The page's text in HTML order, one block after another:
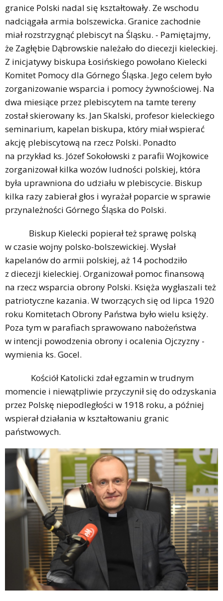
granice Polski nadal się kształtowały. Ze wschodu
nadciągała armia bolszewicka. Granice zachodnie
miał rozstrzygnąć plebiscyt na Śląsku. - Pamiętajmy,
że Zagłębie Dąbrowskie należało do diecezji kieleckiej.
Z inicjatywy biskupa Łosińskiego powołano Kielecki
Komitet Pomocy dla Górnego Śląska. Jego celem było
zorganizowanie wsparcia i pomocy żywnościowej. Na
dwa miesiące przez plebiscytem na tamte tereny
został skierowany ks. Jan Skalski, profesor kieleckiego
seminarium, kapelan biskupa, który miał wspierać
akcję plebiscytową na rzecz Polski. Ponadto
na przykład ks. Józef Sokołowski z parafii Wojkowice
zorganizował kilka wozów ludności polskiej, która
była uprawniona do udziału w plebiscycie. Biskup
kilka razy zabierał głos i wyrażał poparcie w sprawie
przynależności Górnego Śląska do Polski.
Biskup Kielecki popierał też sprawę polską
w czasie wojny polsko-bolszewickiej. Wysłał
kapelanów do armii polskiej, aż 14 pochodziło
z diecezji kieleckiej. Organizował pomoc finansową
na rzecz wsparcia obrony Polski. Księża wygłaszali też
patriotyczne kazania. W tworzących się od lipca 1920
roku Komitetach Obrony Państwa było wielu księży.
Poza tym w parafiach sprawowano nabożeństwa
w intencji powodzenia obrony i ocalenia Ojczyzny -
wymienia ks. Gocel.
Kościół Katolicki zdał egzamin w trudnym
momencie i niewątpliwie przyczynił się do odzyskania
przez Polskę niepodległości w 1918 roku, a później
wspierał działania w kształtowaniu granic
państwowych.